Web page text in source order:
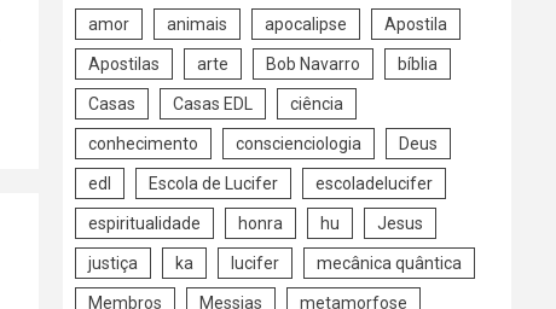
amor animais apocalipse Apostila
Apostilas arte Bob Navarro bíblia
Casas Casas EDL ciência
conhecimento conscienciologia Deus
edl Escola de Lucifer escoladelucifer
espiritualidade honra hu Jesus
justiça ka lucifer mecânica quântica
Membros Messias metamorfose